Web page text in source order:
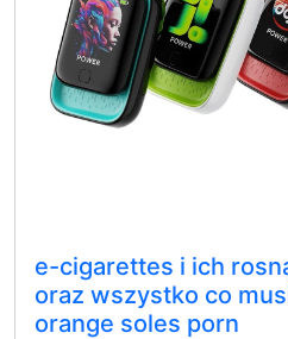
e-cigarettes i ich
oraz wszystko co
orange soles porn